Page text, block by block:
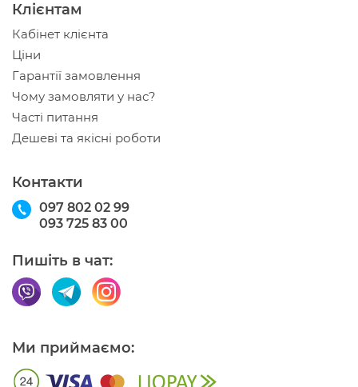
Клієнтам
Кабінет клієнта
Ціни
Гарантії замовлення
Чому замовляти у нас?
Часті питання
Дешеві та якісні роботи
Контакти
097 802 02 99
093 725 83 00
Пишіть в чат:
Ми приймаємо: